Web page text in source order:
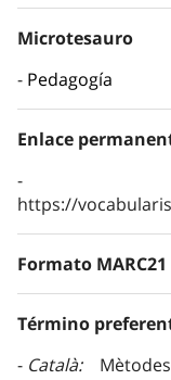
Microtesauro
Pedagogía
Enlace
https://
Formato MARC21
Término
Català